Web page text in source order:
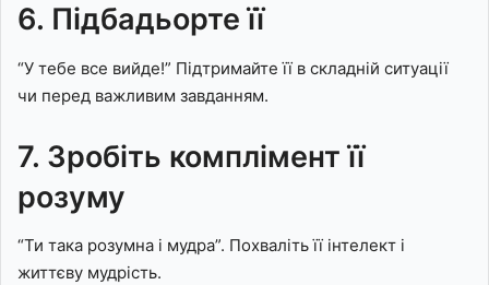
6. Підбадьорте її
“У тебе все вийде!” Підтримайте її в складній ситуації
чи перед важливим завданням.
7. Зробіть комплімент її
розуму
“Ти така розумна і мудра”. Похваліть її інтелект і
життєву мудрість.